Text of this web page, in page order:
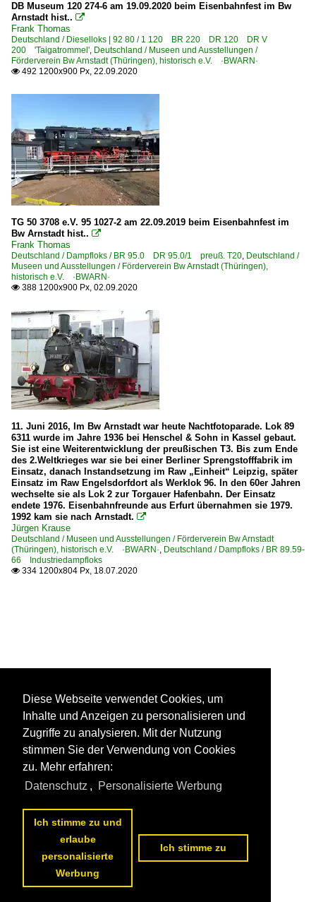
DB Museum 120 274-6 am 19.09.2020 beim Eisenbahnfest im Bw
Arnstadt hist.. 
Frank Thomas
Deutschland / Dieselloks | 92 80 / 1 120 BR 220 DR 120 DR V
200 'Taigatrommel', Deutschland / Museen und Ausstellungen /
Förderverein Bw Arnstadt (Thüringen), historisch e.V. ·BWARN·
 492 1200x900 Px, 22.09.2020
TG 50 3708 e.V. 95 1027-2 am 22.09.2019 beim Eisenbahnfest im
Bw Arnstadt hist.. 
Frank Thomas
Deutschland / Dampfloks / BR 95.0 DR 95.0/1 preuß. T20, Deutschland /
Museen und Ausstellungen / Förderverein Bw Arnstadt (Thüringen),
historisch e.V. ·BWARN·
 388 1200x900 Px, 02.09.2020
11. Juni 2016, Im Bw Arnstadt war heute Nachtfotoparade. Lok 89
6311 wurde im Jahre 1936 bei Henschel & Sohn in Kassel gebaut.
Sie ist eine Weiterentwicklung der preußischen T3. Bis zum Ende
des 2.Weltkrieges war sie bei einer Berliner Sprengstofffabrik im
Einsatz, danach Instandsetzung im Raw „Einheit“ Leipzig, später
Einsatz im Raw Engelsdorfdort als Werklok 96. In den 60er Jahren
wechselte sie als Lok 2 zur Torgauer Hafenbahn. Der Einsatz
endete 1976. Eisenbahnfreunde aus Erfurt übernahmen sie 1979.
1992 kam sie nach Arnstadt. 
Jürgen Krause
Deutschland / Museen und Ausstellungen / Förderverein Bw Arnstadt
(Thüringen), historisch e.V. ·BWARN·, Deutschland / Dampfloks / BR 89.59-
66 Industriedampfloks
 334 1200x804 Px, 18.07.2020
Diese Webseite verwendet Cookies, um
Inhalte und Anzeigen zu personalisieren und
Zugriffe zu analysieren. Mit der Nutzung
stimmen Sie der Verwendung von Cookies
zu. Mehr erfahren:
Datenschutz , Personalisierte Werbung
Ich stimme zu und
erlaube
personalisierte
Werbung
Ich stimme zu